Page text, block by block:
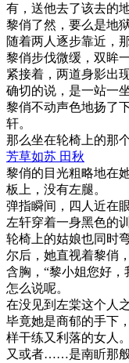
有，送他去了该去的
黎俏了然，要么是地
随着两人逐步靠近，
黎俏步伐微缓，双眸
紧接着，两道身影出
确切的说，是一站一坐
黎俏不动声色地扬了
轩。
那么坐在轮椅上的那
芳草如苏 田秋
黎俏的目光粗略地在
板上，没有左腿。
弹指瞬间，四人近在眼
左轩穿着一身黑色的
轮椅上的姑娘也同时
尔后，她直视着黎俏
含胸，“黎小姐您好，
怎么说呢。
在没见到左棠这个人
毕竟她是商郁的手下
样干练又利落的女人。
又或者……是南盺那般